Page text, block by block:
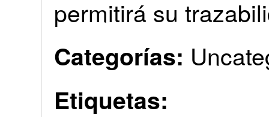
permitirá su
Categorías:
Etiquetas: